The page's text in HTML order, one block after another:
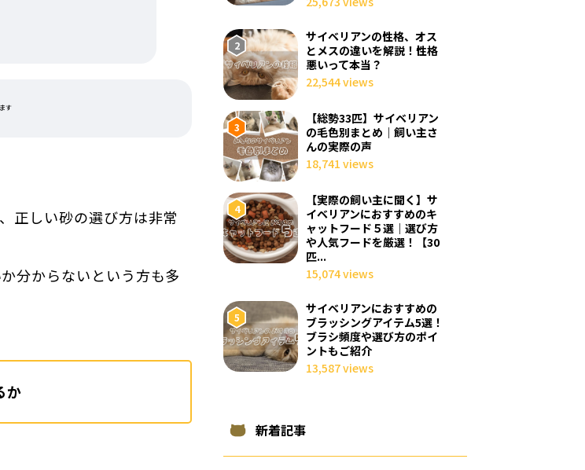
す
正しい砂の選び方は非常
分からないという方も多
か
サイベリアンの性格、オス
とメスの違いを解説！性格
悪いって本当？
22,544 views
【総勢33匹】サイベリアン
の毛色別まとめ｜飼い主さ
んの実際の声
18,741 views
【実際の飼い主に聞く】サ
イベリアンにおすすめのキ
ャットフード５選｜選び方
や人気フードを厳選！【30
匹...
15,074 views
サイベリアンにおすすめの
ブラッシングアイテム5選！
ブラシ頻度や選び方のポイ
ントもご紹介
13,587 views
新着記事